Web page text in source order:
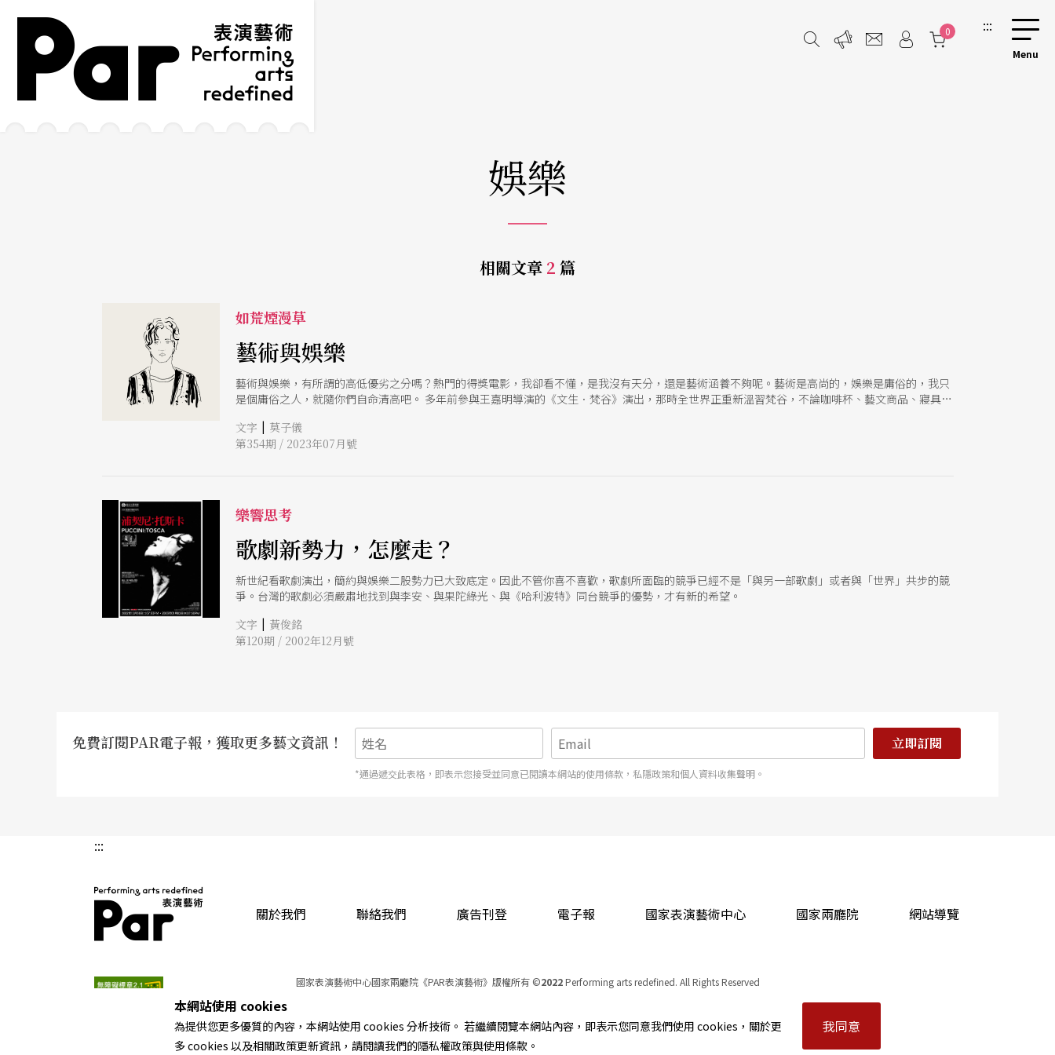
跳到主要內容區塊
網站導覽
0 :::
娛樂
相關文章 2 篇
如荒煙漫草
藝術與娛樂
藝術與娛樂，有所謂的高低優劣之分嗎？熱門的得獎電影，我卻看不懂，是我沒有天分，還是藝術涵養不夠呢。藝術是高尚的，娛樂是庸俗的，我只
是個庸俗之人，就隨你們自命清高吧。 多年前參與王嘉明導演的《文生．梵谷》演出，那時全世界正重新溫習梵谷，不論咖啡杯、藝文商品、寢具，
及後世對所謂「藝術」進行的消費、娛樂，或只是當作流行的裝扮。 有時受到不同平台邀請，請我推薦影響自己最深，或最喜愛的幾部電影、幾本
書，對我來說其實都蠻痛苦的。一是我的天堂可能是他人的地獄，二是藝術創作跟觀者生命經驗息息相關，它應該是屬於個人的，而非他人可以共有
手》。也許在叛逆的年少輕狂中，真正想要的是有人真的能理解你，接住你。 第一次被劇場震撼，是看田啟元的《一個少尉軍官和他的二十二道金
牌》，我完全看不懂，卻被整個演出深深吸引著，後來才明瞭那是因為第一次感受到美學、語言與暴力的純粹，一輩子都忘不了。 退伍後很長一段時
間，每年都會想盡辦法去看當屆入圍奧斯卡和金馬各類獎項的電影，很大的原因只是因為好奇。什麼是最佳？為什麼它沒有入圍？這樣的習慣持續很
多年之後，就有了自己的喜好和評斷。久而久之，「大師」就是屬於自己的，而不是他人的；最佳電影也是，最喜歡的演員也是。這個過程會不斷地
成長改變，對我來說最重要的是謹記勿畫地自限，恃才傲物，不要認為自己才是藝術。 藝術是什麼，是很個人的吧，它應該就是屬於個人的，屬於每
一個人自己的，不是一個標準或絕對。藝術與娛樂是相對應的兩極嗎？還是相依存的互屬？ 小時候可以很簡單的用「難看死了」，「大爛片」來總結
一切。現在可以不用追隨評論的大師畢恭畢
文字 | 莫子儀
第354期 / 2023年07月號
樂響思考
歌劇新勢力，怎麼走？
新世紀看歌劇演出，簡約與娛樂二股勢力已大致底定。因此不管你喜不喜歡，歌劇所面臨的競爭已經不是「與另一部歌劇」或者與「世界」共步的競
爭。台灣的歌劇必須嚴肅地找到與李安、與果陀綠光、與《哈利波特》同台競爭的優勢，才有新的希望。
文字 | 黃俊銘
第120期 / 2002年12月號
免費訂閱PAR電子報，獲取更多藝文資訊！ 立即訂閱
*通過遞交此表格，即表示您接受並同意已閱讀本網站的使用條款，私隱政策和個人資料收集聲明。
:::
關於我們 聯絡我們 廣告刊登 電子報 國家表演藝術中心 國家兩廳院 網站導覽
國家表演藝術中心國家兩廳院《PAR表演藝術》版權所有©2022Performing arts redefined. All Rights Reserved
本站所提供相關演出資訊，如有異動應以主辦單位公告為準。
服務條款 ｜ 隱私權聲明
本網站使用 cookies
為提供您更多優質的內容，本網站使用 cookies 分析技術。 若繼續閱覽本網站內容，即表示您同意我們使用 cookies，關於更
多 cookies 以及相關政策更新資訊，請閱讀我們的隱私權政策與使用條款。
我同意